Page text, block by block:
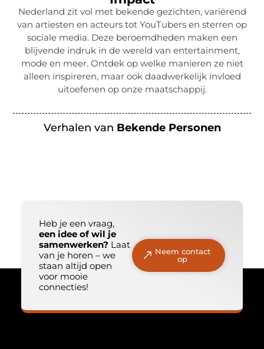
Nederland zit vol met bekende gezichten, variërend
van artiesten en acteurs tot YouTubers en sterren op
sociale media. Deze beroemdheden maken een
blijvende indruk in de wereld van entertainment,
mode en meer. Ontdek op welke manieren ze niet
alleen inspireren, maar ook daadwerkelijk invloed
uitoefenen op onze maatschappij.
Verhalen van Bekende Personen
Heb je een vraag,
een idee of wil je
samenwerken? Laat
van je horen – we
staan altijd open
voor mooie
connecties!
Neem contact
op